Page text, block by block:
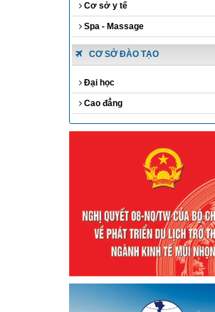
Cơ sở y tế
Spa - Massage
CƠ SỞ ĐÀO TẠO
Đại học
Cao đẳng